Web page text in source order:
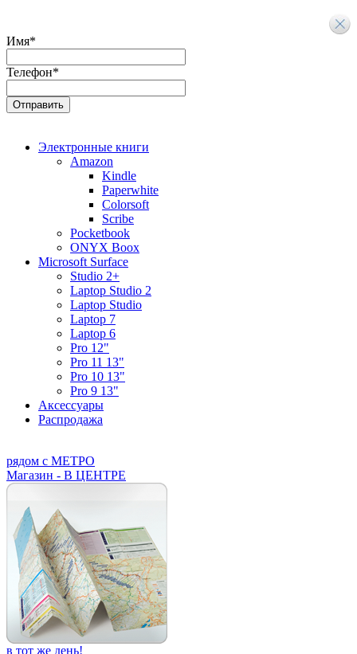
Имя*
Телефон*
Электронные книги
Amazon
Kindle
Paperwhite
Colorsoft
Scribe
Pocketbook
ONYX Boox
Microsoft Surface
Studio 2+
Laptop Studio 2
Laptop Studio
Laptop 7
Laptop 6
Pro 12"
Pro 11 13"
Pro 10 13"
Pro 9 13"
Аксессуары
Распродажа
рядом с МЕТРО
Магазин - В ЦЕНТРЕ
в тот же день!